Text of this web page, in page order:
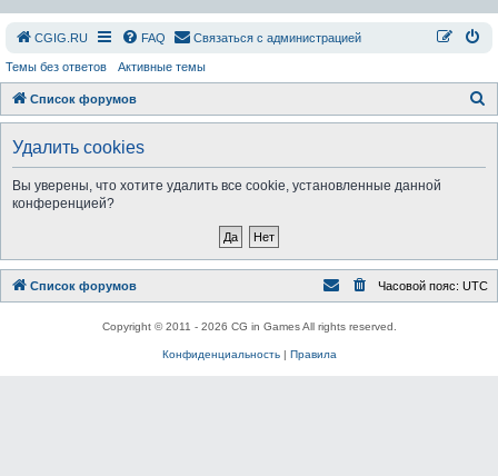
СGIG.RU FAQ Связаться с администрацией
Темы без ответов Активные темы
Список форумов
о
Удалить cookies
Вы уверены, что хотите удалить все cookie, установленные данной
конференцией?
Список форумов Часовой пояс: UTC
Copyright © 2011 - 2026 CG in Games All rights reserved.
Конфиденциальность| Правила